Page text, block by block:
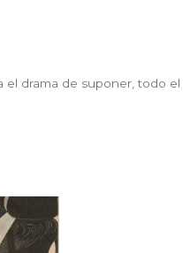
el drama de suponer, todo el